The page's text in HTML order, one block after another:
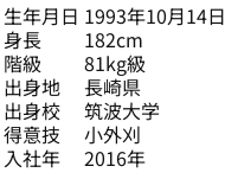
生年月日 1993年10月14日
身長
182cm
階級
81kg級
出身地
長崎県
出身校
筑波大学
得意技
小外刈
入社年
2016年